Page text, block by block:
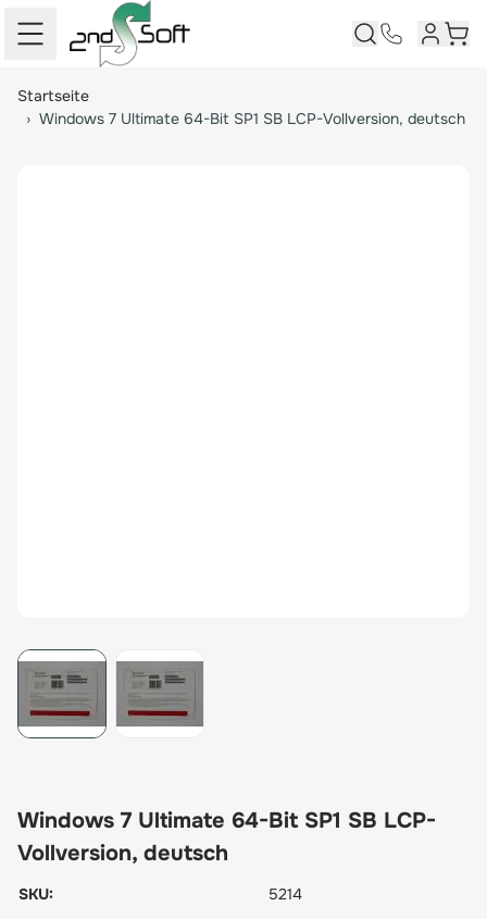
Startseite
› Windows 7 Ultimate 64-Bit SP1 SB LCP-Vollversion, deutsch
View larger imageView larger image
Windows 7 Ultimate 64-Bit SP1 SB LCP-
Vollversion, deutsch
SKU: 5214